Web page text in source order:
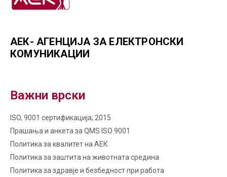
АЕК- АГЕНЦИЈА ЗА ЕЛЕКТРОНСКИ
КОМУНИКАЦИИ
Важни врски
ISO, 9001 сертификација; 2015
Прашања и анкета за QMS ISO 9001
Политика за квалитет на AЕК
Политика за заштита на животната средина
Политика за здравје и безбедност при работа